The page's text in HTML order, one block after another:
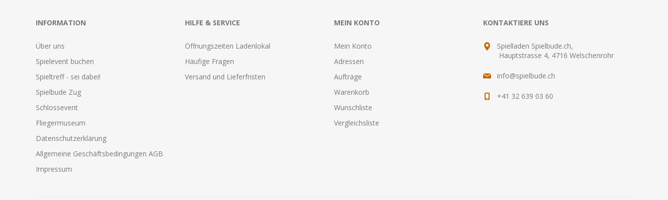
INFORMATION
Über uns
Spielevent buchen
Spieltreff - sei dabei!
Spielbude Zug
Schlossevent
Fliegermuseum
Datenschutzerklärung
Allgemeine Geschäftsbedingungen AGB
Impressum
HILFE & SERVICE
Öffnungszeiten Ladenlokal
Häufige Fragen
Versand und Lieferfristen
MEIN KONTO
Mein Konto
Adressen
Aufträge
Warenkorb
Wunschliste
Vergleichsliste
KONTAKTIERE UNS
Spielladen Spielbude.ch,
Hauptstrasse 4, 4716 Welschenrohr
info@spielbude.ch
+41 32 639 03 60